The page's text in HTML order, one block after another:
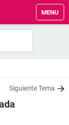
MENU
Siguiente Tema